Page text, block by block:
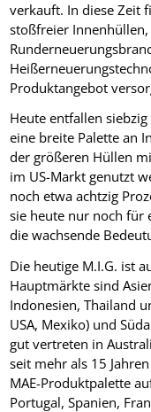
verkauft. In diese Zeit
stoßfreier Innenhüllen,
Produktangebot
Heute entfallen
eine breite Palette an
der größeren Hüllen
im US-Markt genutzt
noch etwa achtzig
sie heute nur noch für
die wachsende
Die heutige M.I.G. ist
Hauptmärkte sind
Indonesien, Thailand
USA, Mexiko) und
gut vertreten in
seit mehr als 15
MAE-Produktpalette
Portugal, Spanien,